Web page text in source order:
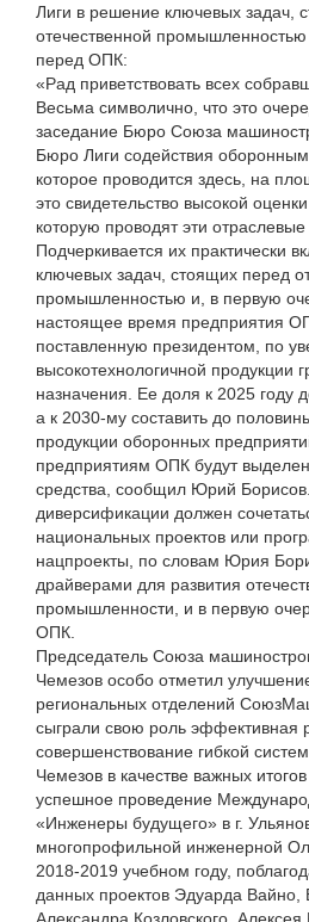
Лиги в решение ключевых задач,
отечественной
перед ОПК:
«Рад приветствовать всех
Весьма символично, что это
заседание Бюро Союза
Бюро Лиги содействия
которое проводится здесь, на
это свидетельство высокой
которую проводят эти
Подчеркивается их практически
ключевых задач, стоящих перед
промышленностью и, в первую
настоящее время предприятия
поставленную президентом, по
высокотехнологичной продукции
назначения. Ее доля к 2025 году
а к 2030-му составить до
продукции оборонных
предприятиям ОПК будут
средства, сообщил Юрий
диверсификации должен
национальных проектов или
нацпроекты, по словам Юрия
драйверами для развития
промышленности, и в первую
ОПК.
Председатель Союза
Чемезов особо отметил
региональных отделений
сыграли свою роль эффективная
совершенствование гибкой
Чемезов в качестве важных
успешное проведение
«Инженеры будущего» в г.
многопрофильной инженерной
2018-2019 учебном году,
данных проектов Эдуарда